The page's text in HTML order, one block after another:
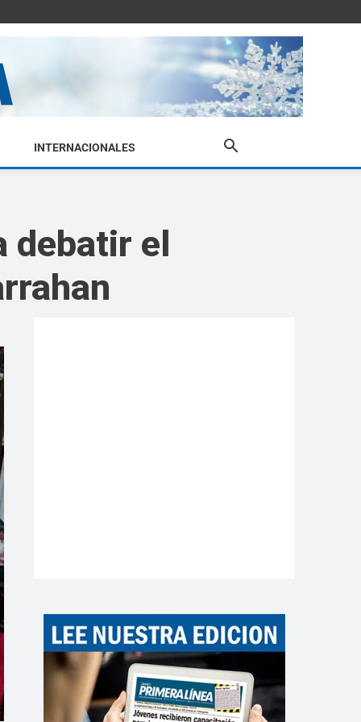
INTERNACIONALES
debatir el